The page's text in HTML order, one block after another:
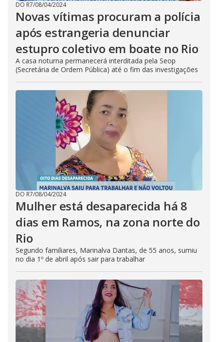
DO R7/08/04/2024
Novas vítimas procuram a polícia
após estrangeria denunciar
estupro coletivo em boate no Rio
A casa noturna permanecerá interditada pela Seop
(Secretária de Ordem Pública) até o fim das investigações
DO R7/08/04/2024
Mulher está desaparecida há 8
dias em Ramos, na zona norte do
Rio
Segundo familiares, Marinalva Dantas, de 55 anos, sumiu
no dia 1º de abril após sair para trabalhar